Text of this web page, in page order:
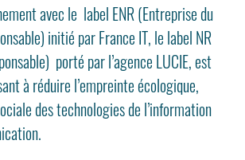
avec le label ENR (Entreprise du
initié par France IT, le label NR
porté par l’agence LUCIE, est
à réduire l’empreinte écologique,
des technologies de l’information